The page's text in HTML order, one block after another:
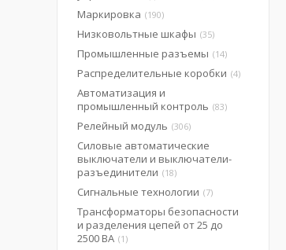
Маркировка 190
Низковольтные шкафы 35
Промышленные разъемы 14
Распределительные коробки 4
Автоматизация и
промышленный контроль 83
Релейный модуль 306
Силовые автоматические
выключатели и выключатели-
разъединители
18
Сигнальные технологии 7
Трансформаторы безопасности
и разделения цепей от 25 до
2500 ВА 1